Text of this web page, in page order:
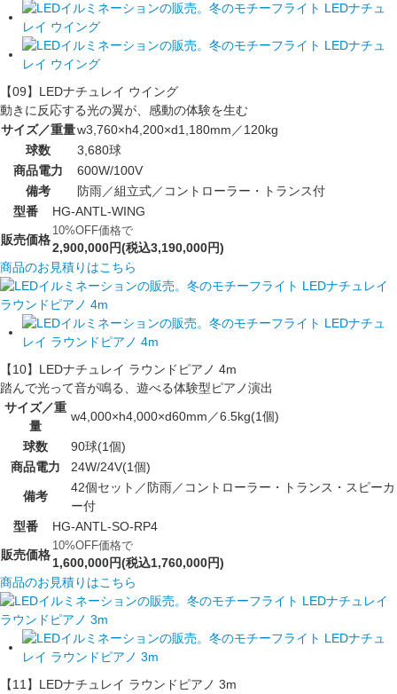
【09】LEDナチュレイ ウイング
動きに反応する光の翼が、感動の体験を生む
サイズ／重量w3,760×h4,200×d1,180mm／120kg
球数
3,680球
商品電力
600W/100V
備考
防雨／組立式／コントローラー・トランス付
型番
HG-ANTL-WING
販売価格
10%OFF価格で
2,900,000円(税込3,190,000円)
商品のお見積りはこちら
【10】LEDナチュレイ ラウンドピアノ 4m
踏んで光って音が鳴る、遊べる体験型ピアノ演出
サイズ／重
量
w4,000×h4,000×d60mm／6.5kg(1個)
球数
90球(1個)
商品電力
24W/24V(1個)
備考
42個セット／防雨／コントローラー・トランス・スピーカ
ー付
型番
HG-ANTL-SO-RP4
販売価格
10%OFF価格で
1,600,000円(税込1,760,000円)
商品のお見積りはこちら
【11】LEDナチュレイ ラウンドピアノ 3m